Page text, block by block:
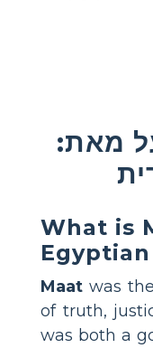
מאת:
What is
Maat was
of truth,
was both a